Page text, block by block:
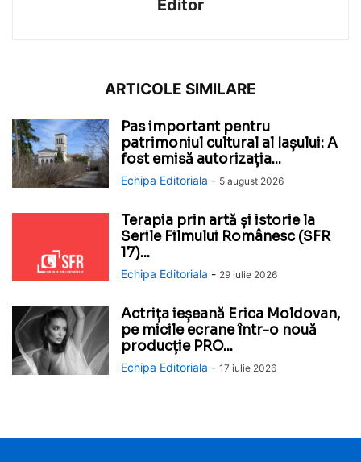
Editor
ARTICOLE SIMILARE
Pas important pentru
patrimoniul cultural al Iașului: A
fost emisă autorizația...
Echipa Editoriala - 5 august 2026
Terapia prin artă și istorie la
Serile Filmului Românesc (SFR
17)...
Echipa Editoriala - 29 iulie 2026
Actrița ieșeană Erica Moldovan,
pe micile ecrane într-o nouă
producție PRO...
Echipa Editoriala - 17 iulie 2026